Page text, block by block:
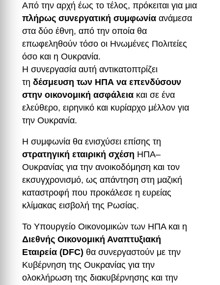
Από την αρχή έως το τέλος, πρόκειται για μια
πλήρως συνεργατική συμφωνίαανάμεσα
στα δύο έθνη, από την οποία θα
επωφεληθούν τόσο οι Ηνωμένες Πολιτείες
όσο και η Ουκρανία.
Η συνεργασία αυτή αντικατοπτρίζει
τη δέσμευση των ΗΠΑ να επενδύσουν
στην οικονομική ασφάλειακαι σε ένα
ελεύθερο, ειρηνικό και κυρίαρχο μέλλον για
την Ουκρανία.
Η συμφωνία θα ενισχύσει επίσης τη
στρατηγική εταιρική σχέση ΗΠΑ–
Ουκρανίας για την ανοικοδόμηση και τον
εκσυγχρονισμό, ως απάντηση στη μαζική
καταστροφή που προκάλεσε η ευρείας
κλίμακας εισβολή της Ρωσίας.
Το Υπουργείο Οικονομικών των ΗΠΑ και η
Διεθνής Οικονομική Αναπτυξιακή
Εταιρεία (DFC) θα συνεργαστούν με την
Κυβέρνηση της Ουκρανίας για την
ολοκλήρωση της διακυβέρνησης και την